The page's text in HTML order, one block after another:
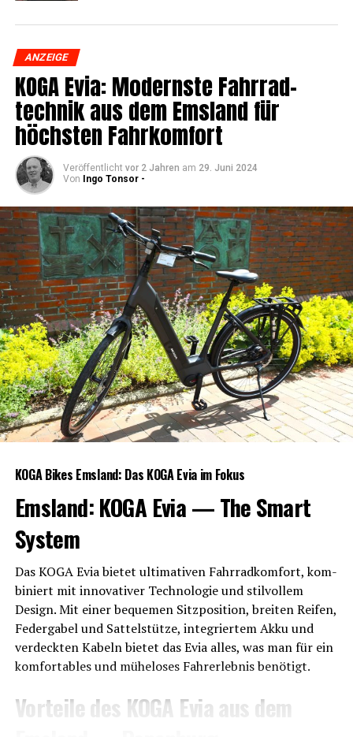
ANZEIGE
KOGA Evia: Moderns­te Fahr­rad­
tech­nik aus dem Ems­land für
höchs­ten Fahrkomfort
Veröffentlicht vor 2 Jahren am 29. Juni 2024
Von
Ingo Tonsor -
KOGA Bikes Ems­land: Das KOGA Evia im Fokus
Ems­land: KOGA Evia — The Smart
System
Das KOGA Evia bie­tet ulti­ma­ti­ven Fahr­rad­kom­fort, kom­
bi­niert mit inno­va­ti­ver Tech­no­lo­gie und stil­vol­lem
Design. Mit einer beque­men Sitz­po­si­ti­on, brei­ten Rei­fen,
Feder­ga­bel und Sat­tel­stüt­ze, inte­grier­tem Akku und
ver­deck­ten Kabeln bie­tet das Evia alles, was man für ein
kom­for­ta­bles und mühe­lo­ses Fahr­erleb­nis benötigt.
Vor­tei­le des KOGA Evia aus dem